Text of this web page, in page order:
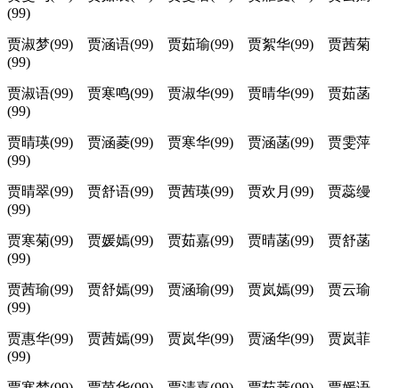
(99)
贾淑梦(99) 贾涵语(99) 贾茹瑜(99) 贾絮华(99) 贾茜菊
(99)
贾淑语(99) 贾寒鸣(99) 贾淑华(99) 贾晴华(99) 贾茹菡
(99)
贾晴瑛(99) 贾涵菱(99) 贾寒华(99) 贾涵菡(99) 贾雯萍
(99)
贾晴翠(99) 贾舒语(99) 贾茜瑛(99) 贾欢月(99) 贾蕊缦
(99)
贾寒菊(99) 贾媛嫣(99) 贾茹嘉(99) 贾晴菡(99) 贾舒菡
(99)
贾茜瑜(99) 贾舒嫣(99) 贾涵瑜(99) 贾岚嫣(99) 贾云瑜
(99)
贾惠华(99) 贾茜嫣(99) 贾岚华(99) 贾涵华(99) 贾岚菲
(99)